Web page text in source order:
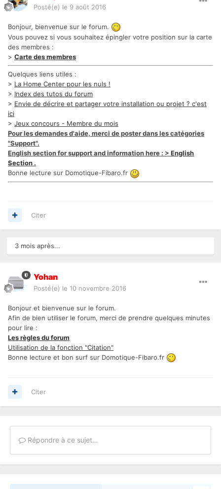
Posté(e) le 9 août 2016
Bonjour, bienvenue sur le forum.
Vous pouvez si vous souhaitez épingler votre position sur la carte
des membres :
> Carte des membres
Quelques liens utiles :
> La Home Center pour les nuls !
> Index des tutos du forum
> Envie de décrire et partager votre installation ou projet ? c'est
ici
> Jeux concours - Membre du mois
Pour les demandes d'aide, merci de poster dans les catégories
"Support".
English section for support and information here : > English
Section .
Bonne lecture sur Domotique-Fibaro.fr
Citer
3 mois après...
Yohan
Posté(e) le 10 novembre 2016
Bonjour et bienvenue sur le forum.
Afin de bien utiliser le forum, merci de prendre quelques minutes
pour lire :
Les règles du forum
Utilisation de la fonction "Citation"
Bonne lecture et bon surf sur Domotique-Fibaro.fr
Citer
Répondre à ce sujet…